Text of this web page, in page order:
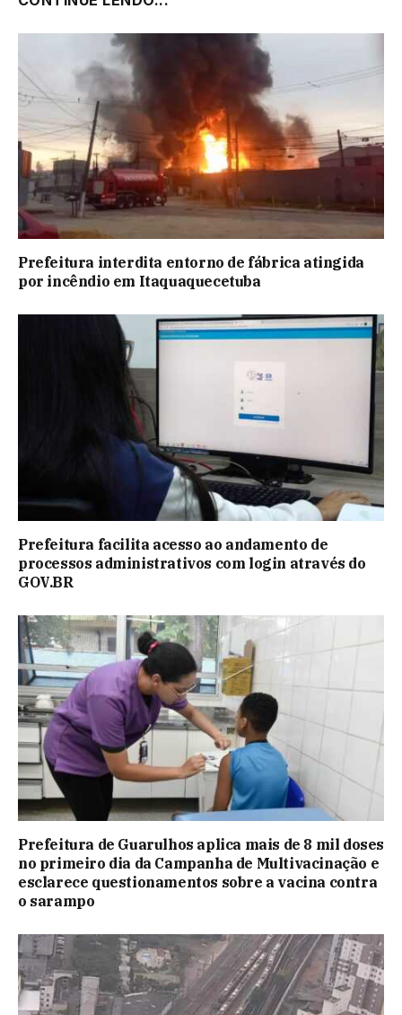
Prefeitura interdita entorno de fábrica atingida
por incêndio em Itaquaquecetuba
Prefeitura facilita acesso ao andamento de
processos administrativos com login através do
GOV.BR
Prefeitura de Guarulhos aplica mais de 8 mil doses
no primeiro dia da Campanha de Multivacinação e
esclarece questionamentos sobre a vacina contra
o sarampo